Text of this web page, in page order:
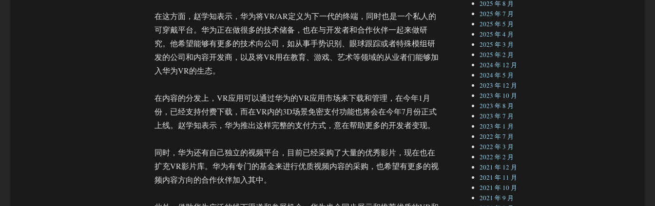
在这方面，赵学知表示，华为将VR/AR定义为下一代的终端，同时也是一个私人的
可穿戴平台。华为正在做很多的技术储备，也在与开发者和合作伙伴一起来做研
究。他希望能够有更多的技术向公司，如从事手势识别、眼球跟踪或者特殊模组研
发的公司和内容开发商，以及将VR用在教育、游戏、艺术等领域的从业者们能够加
入华为VR的生态。
在内容的分发上，VR应用可以通过华为的VR应用市场来下载和管理，在今年1月
份，已经支持付费下载，而在VR内的3D场景免密支付功能也将会在今年7月份正式
上线。赵学知表示，华为推出这样完整的支付方式，意在帮助更多的开发者变现。
同时，华为还有自己独立的视频平台，目前已经采购了大量的优秀影片，现在也在
扩充VR影片库。华为有专门的基金来进行优质视频内容的采购，也希望有更多的视
频内容方向的合作伙伴加入其中。
2025 年 8 月
2025 年 7 月
2025 年 5 月
2025 年 4 月
2025 年 3 月
2025 年 2 月
2024 年 12 月
2024 年 5 月
2023 年 12 月
2023 年 10 月
2023 年 8 月
2023 年 7 月
2023 年 1 月
2022 年 7 月
2022 年 3 月
2022 年 2 月
2021 年 12 月
2021 年 11 月
2021 年 10 月
2021 年 9 月